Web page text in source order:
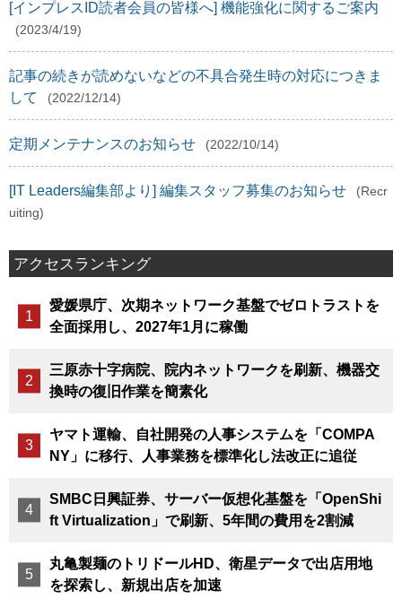
[インプレスID読者会員の皆様へ] 機能強化に関するご案内
(2023/4/19)
記事の続きが読めないなどの不具合発生時の対応につきま
して
(2022/12/14)
定期メンテナンスのお知らせ (2022/10/14)
[IT Leaders編集部より] 編集スタッフ募集のお知らせ
(Recr
uiting)
アクセスランキング
愛媛県庁、次期ネットワーク基盤でゼロトラストを
全面採用し、2027年1月に稼働
三原赤十字病院、院内ネットワークを刷新、機器交
換時の復旧作業を簡素化
ヤマト運輸、自社開発の人事システムを「COMPA
NY」に移行、人事業務を標準化し法改正に追従
SMBC日興証券、サーバー仮想化基盤を「OpenShi
ft Virtualization」で刷新、5年間の費用を2割減
丸亀製麺のトリドールHD、衛星データで出店用地
を探索し、新規出店を加速